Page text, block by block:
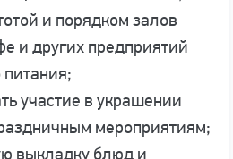
и порядком залов
и других предприятий
участие в украшении
мероприятиям;
выкладку блюд и